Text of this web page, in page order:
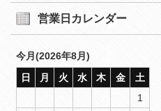
営業日カレンダー
今月(2026年8月)
日
月 火 水 木 金
土
1